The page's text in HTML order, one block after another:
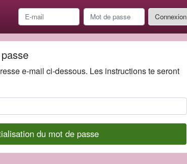
Connexion
e-mail ci-dessous. Les instructions te seront
du mot de passe